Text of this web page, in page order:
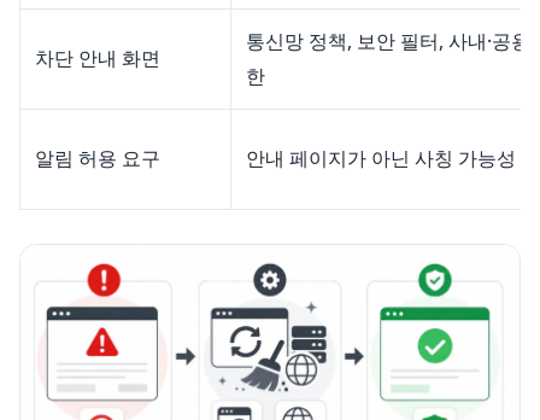
차단 안내 화면
통신망 정책, 보안 필터, 사내·공용
한
알림 허용 요구 안내 페이지가 아닌 사칭 가능성